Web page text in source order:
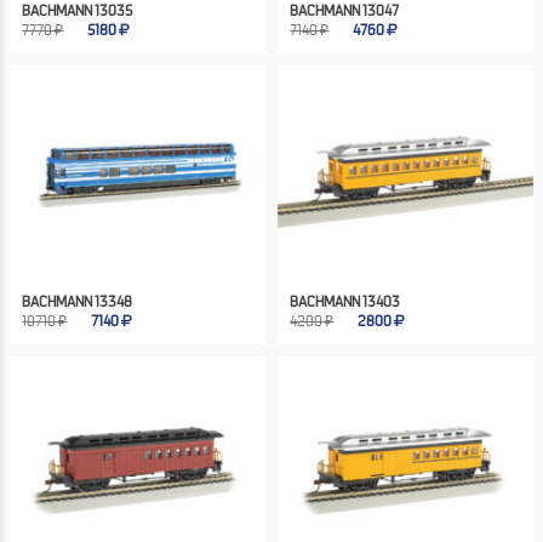
BACHMANN 13035
7770 ₽
5180
BACHMANN 13047
7140 ₽
4760
BACHMANN 13348
10710 ₽
7140
BACHMANN 13403
4200 ₽
2800